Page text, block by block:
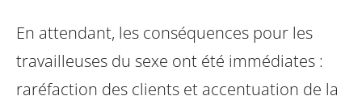
En attendant, les conséquences pour les
travailleuses du sexe ont été immédiates :
raréfaction des clients et accentuation de la